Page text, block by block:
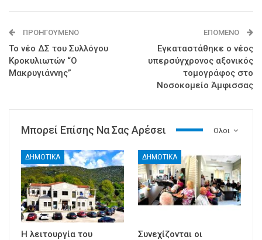
ΠΡΟΗΓΟΎΜΕΝΟ
Το νέο ΔΣ του Συλλόγου
Κροκυλιωτών “Ο
Μακρυγιάννης”
ΕΠΌΜΕΝΟ
Εγκαταστάθηκε ο νέος
υπερσύγχρονος αξονικός
τομογράφος στο
Νοσοκομείο Άμφισσας
Ολοι
Μπορεί Επίσης Να Σας Αρέσει
ΔΗΜΟΤΙΚΑ
Η λειτουργία του
ΔΗΜΟΤΙΚΑ
Συνεχίζονται οι